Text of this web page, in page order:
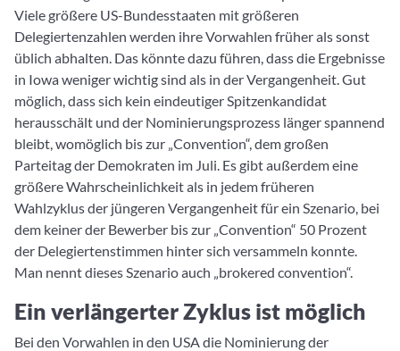
Viele größere US-Bundesstaaten mit größeren
Delegiertenzahlen werden ihre Vorwahlen früher als sonst
üblich abhalten. Das könnte dazu führen, dass die Ergebnisse
in Iowa weniger wichtig sind als in der Vergangenheit. Gut
möglich, dass sich kein eindeutiger Spitzenkandidat
herausschält und der Nominierungsprozess länger spannend
bleibt, womöglich bis zur „Convention“, dem großen
Parteitag der Demokraten im Juli. Es gibt außerdem eine
größere Wahrscheinlichkeit als in jedem früheren
Wahlzyklus der jüngeren Vergangenheit für ein Szenario, bei
dem keiner der Bewerber bis zur „Convention“ 50 Prozent
der Delegiertenstimmen hinter sich versammeln konnte.
Man nennt dieses Szenario auch „brokered convention“.
Ein verlängerter Zyklus ist möglich
Bei den Vorwahlen in den USA die Nominierung der